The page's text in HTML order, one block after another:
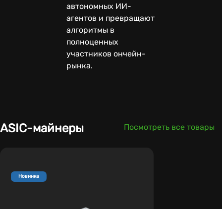
автономных ИИ-
агентов и превращают
алгоритмы в
полноценных
участников ончейн-
рынка.
ASIC-майнеры Посмотреть все товары
Новинка